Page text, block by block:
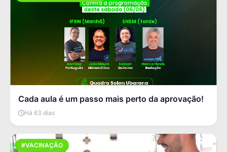
Cada aula é um passo mais perto da aprovação!
Há 63 dias
#VACINAÇÃO